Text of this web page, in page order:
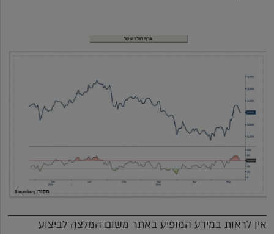
אין לראות במידע המופיע באתר משום המלצה לביצוע